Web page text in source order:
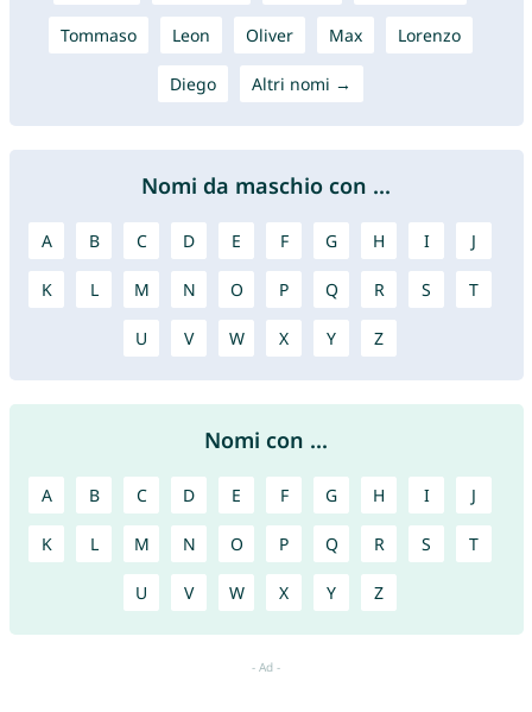
Tommaso Leon Oliver Max Lorenzo
Diego Altri nomi →
Nomi da maschio con ...
A B C D E F G H I J
K L M N O P Q R S T
U V W X Y Z
Nomi con ...
A B C D E F G H I J
K L M N O P Q R S T
U V W X Y Z